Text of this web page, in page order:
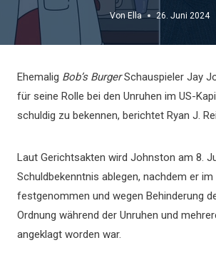
Von Ella 26. Juni 2024
Ehemalig Bob’s BurgerSchauspieler Jay
für seine Rolle bei den Unruhen im US-
schuldig zu bekennen, berichtet Ryan J.
Laut Gerichtsakten wird Johnston am 8.
Schuldbekenntnis ablegen, nachdem er im
festgenommen und wegen Behinderung
Ordnung während der Unruhen und
angeklagt worden war.